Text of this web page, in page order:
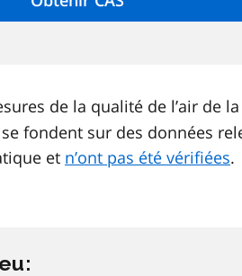
de la qualité de l’air de la
fondent sur des données
et n’ont pas été vérifiées.